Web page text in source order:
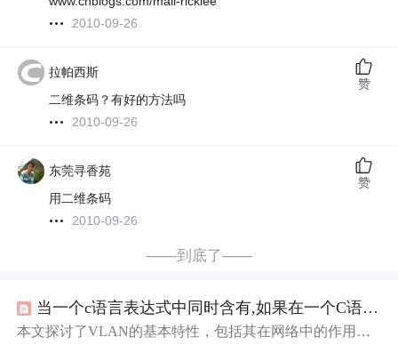
2010-09-26
拉帕西斯
二维条码？有好的方法吗
2010-09-26
赞
东莞寻香苑
用二维条码
2010-09-26
赞
——到底了——
当一个c语言表达式中同时含有,如果在一个C语言表达式中有多个运算符，则运算时应该（ ）...
本文探讨了VLAN的基本特性，包括其在网络中的作用和